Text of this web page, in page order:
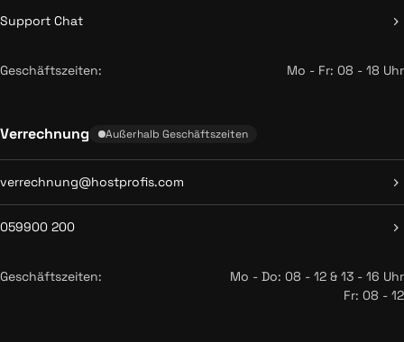
Support Chat
Geschäftszeiten: Mo - Fr: 08 - 18 Uhr
Verrechnung Außerhalb Geschäftszeiten
verrechnung@hostprofis.com
059900 200
Geschäftszeiten:
Mo - Do: 08 - 12 & 13 - 16 Uhr
Fr: 08 - 12